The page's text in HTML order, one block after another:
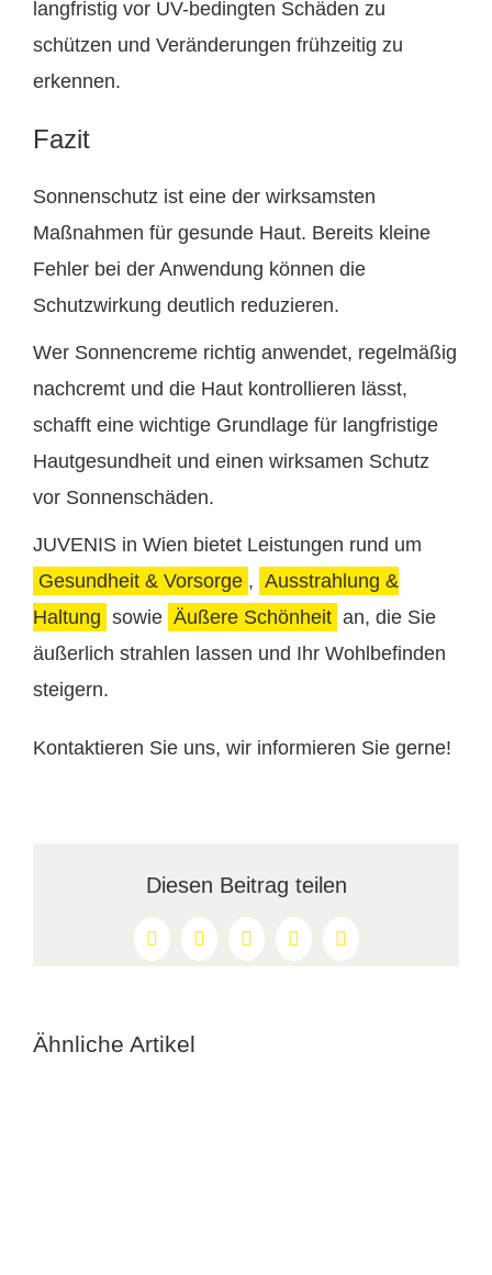
langfristig vor UV-bedingten Schäden zu
schützen und Veränderungen frühzeitig zu
erkennen.
Fazit
Sonnenschutz ist eine der wirksamsten
Maßnahmen für gesunde Haut. Bereits kleine
Fehler bei der Anwendung können die
Schutzwirkung deutlich reduzieren.
Wer Sonnencreme richtig anwendet, regelmäßig
nachcremt und die Haut kontrollieren lässt,
schafft eine wichtige Grundlage für langfristige
Hautgesundheit und einen wirksamen Schutz
vor Sonnenschäden.
JUVENIS in Wien bietet Leistungen rund um
Gesundheit & Vorsorge , Ausstrahlung &
Haltung sowie Äußere Schönheit an, die Sie
äußerlich strahlen lassen und Ihr Wohlbefinden
steigern.
Kontaktieren Sie uns, wir informieren Sie gerne!
Diesen Beitrag teilen
Facebook
X RedditLinkedInPinterest
Ähnliche Artikel